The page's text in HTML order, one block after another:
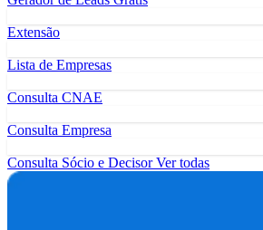
Extensão
Lista de Empresas
Consulta CNAE
Consulta Empresa
Consulta Sócio e DecisorVer todas